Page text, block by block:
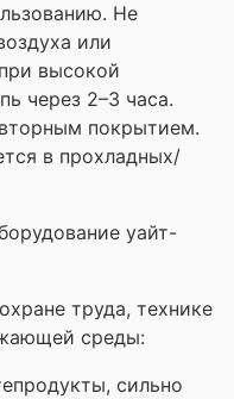
Не
или
высокой
через 2–3 часа.
покрытием.
в прохладных/
уайт-
труда, технике
среды:
сильно